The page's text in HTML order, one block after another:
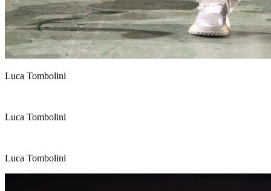
Luca Tombolini
Luca Tombolini
Luca Tombolini